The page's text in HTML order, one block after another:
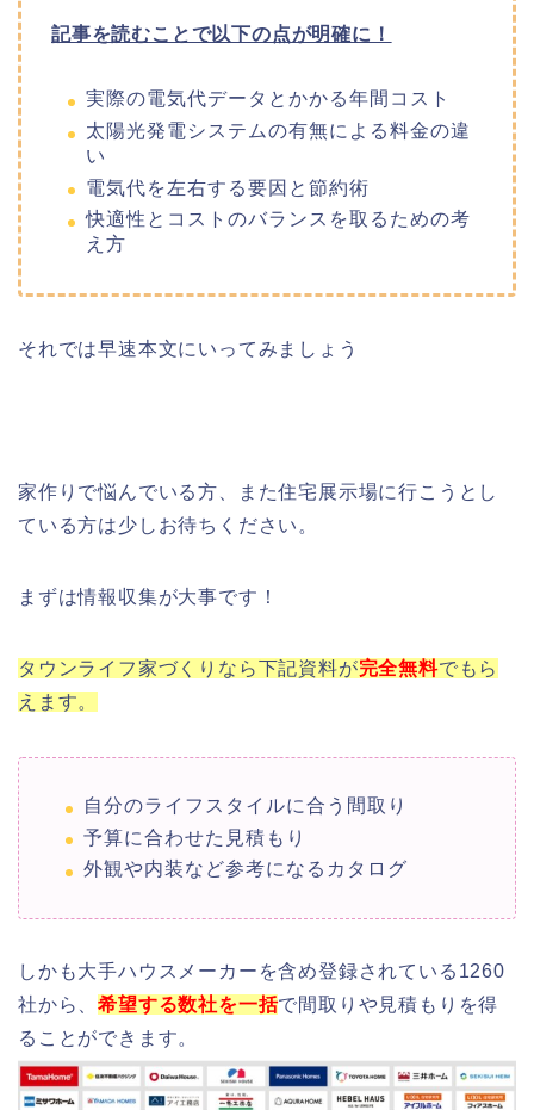
記事を読むことで以下の点が明確に！
実際の電気代データとかかる年間コスト
太陽光発電システムの有無による料金の違
い
電気代を左右する要因と節約術
快適性とコストのバランスを取るための考
え方
それでは早速本文にいってみましょう
家作りで悩んでいる方、また住宅展示場に行こうとし
ている方は少しお待ちください。
まずは情報収集が大事です！
タウンライフ家づくりなら下記資料が完全無料でもら
えます。
自分のライフスタイルに合う間取り
予算に合わせた見積もり
外観や内装など参考になるカタログ
しかも大手ハウスメーカーを含め登録されている1260
社から、希望する数社を一括で間取りや見積もりを得
ることができます。